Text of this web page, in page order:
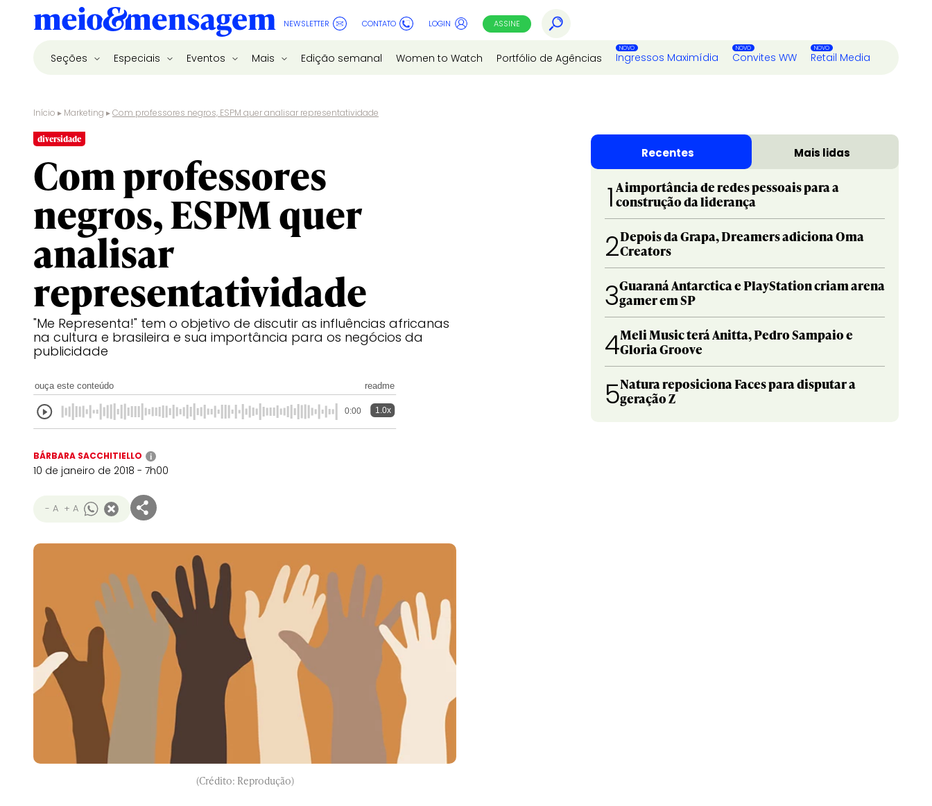
NEWSLETTER CONTATO LOGIN ASSINE
Seções Especiais Eventos Mais Edição semanal Women to Watch Portfólio de Agências Ingressos Maximídia Convites WW Retail Media
Início ▸ Marketing ▸Com professores negros, ESPM quer analisar representatividade
diversidade
Com professores
negros, ESPM quer
analisar
representatividade
"Me Representa!" tem o objetivo de discutir as influências africanas
na cultura e brasileira e sua importância para os negócios da
publicidade
ouça este conteúdo readme
0:00 1.0x
BÁRBARA SACCHITIELLO i
10 de janeiro de 2018 - 7h00
- A + A
(Crédito: Reprodução)
Recentes Mais lidas
1 A importância de redes pessoais para a
construção da liderança
2Depois da Grapa, Dreamers adiciona Oma
Creators
3Guaraná Antarctica e PlayStation criam arena
gamer em SP
4Meli Music terá Anitta, Pedro Sampaio e
Gloria Groove
5Natura reposiciona Faces para disputar a
geração Z